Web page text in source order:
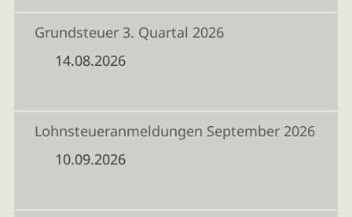
Grundsteuer 3. Quartal 2026
14.08.2026
Lohnsteueranmeldungen September 2026
10.09.2026